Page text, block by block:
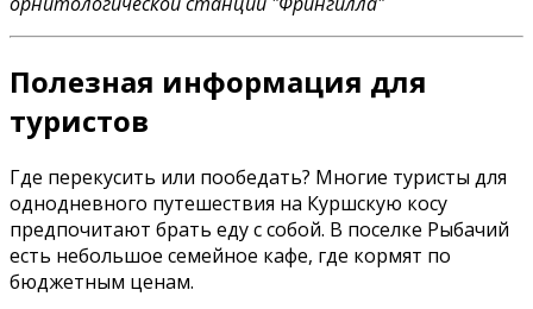
Полезная информация для
туристов
Где перекусить или пообедать? Многие туристы для
однодневного путешествия на Куршскую косу
предпочитают брать еду с собой. В поселке Рыбачий
есть небольшое семейное кафе, где кормят по
бюджетным ценам.